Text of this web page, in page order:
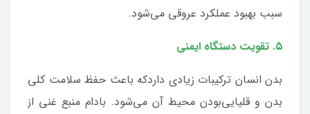
سبب بهبود عملکرد عروقی می‌شود.
۵. تقویت دستگاه ایمنی
بدن انسان ترکیبات زیادی داردکه باعث حفظ سلامت کلی
بدن و قلیایی‌بودن محیط آن می‌شود. بادام منبع غنی از